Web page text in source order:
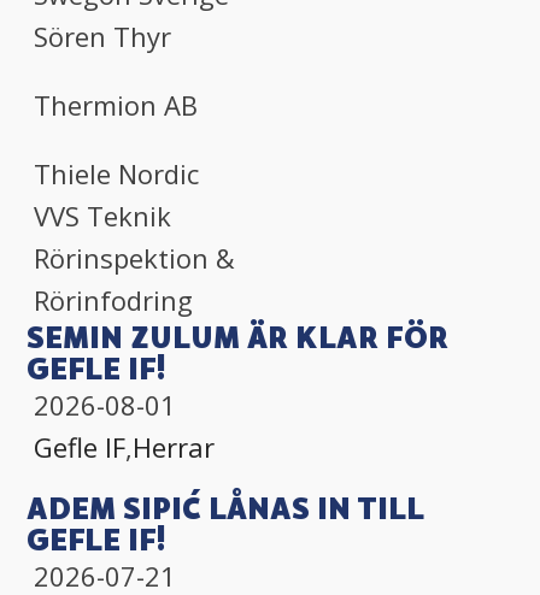
Sören Thyr
Thermion AB
Thiele Nordic
VVS Teknik
Rörinspektion &
Rörinfodring
SEMIN ZULUM ÄR KLAR FÖR
GEFLE IF!
2026-08-01
Gefle IF,Herrar
ADEM SIPIĆ LÅNAS IN TILL
GEFLE IF!
2026-07-21